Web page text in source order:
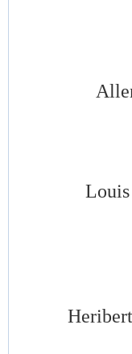
Louis
Heribert